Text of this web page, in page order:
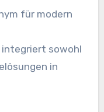
für modern
integriert sowohl
in